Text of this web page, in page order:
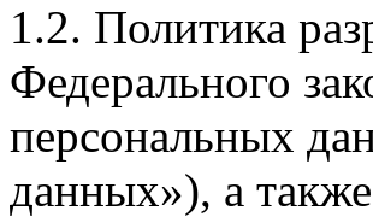
1.2. Политика
Федерального
персональных
данных»), а